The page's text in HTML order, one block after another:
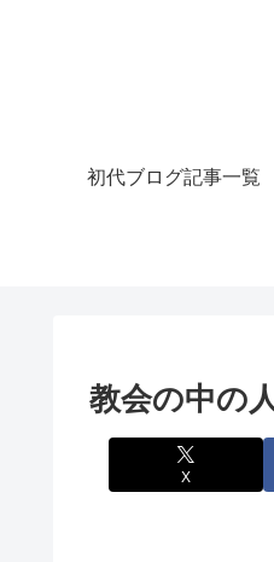
初代ブログ記事一覧
教会の中の
X